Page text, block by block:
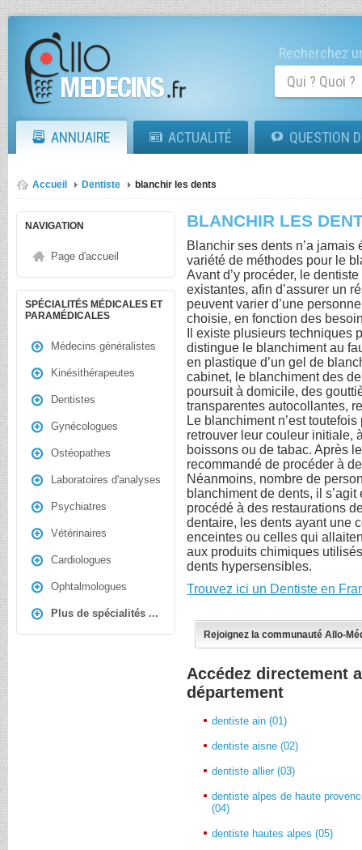
Recherchez
ANNUAIRE ACTUALITÉ QUESTION
Accueil Dentiste blanchir les dents
NAVIGATION
Page d'accueil
SPÉCIALITÉS MÉDICALES ET
PARAMÉDICALES
Médecins généralistes
Kinésithérapeutes
Dentistes
Gynécologues
Ostéopathes
Laboratoires d'analyses
Psychiatres
Vétérinaires
Cardiologues
Ophtalmologues
Plus de spécialités ...
BLANCHIR LES
Blanchir ses dents n’a jamais
variété de méthodes pour le
Avant d’y procéder, le
existantes, afin d’assurer un
peuvent varier d’une
choisie, en fonction des
Il existe plusieurs techniques
distingue le blanchiment au
en plastique d’un gel de
cabinet, le blanchiment des
poursuit à domicile, des
transparentes autocollantes,
Le blanchiment n’est
retrouver leur couleur initiale,
boissons ou de tabac. Après
recommandé de procéder à
Néanmoins, nombre de
blanchiment de dents, il
procédé à des restaurations
dentaire, les dents ayant une
enceintes ou celles qui
aux produits chimiques
dents hypersensibles.
Trouvez ici un Dentiste en
Rejoignez la communauté Allo-
Accédez directement
département
dentiste ain (01)
dentiste aisne (02)
dentiste allier (03)
dentiste alpes de haute
(04)
dentiste hautes alpes (05)